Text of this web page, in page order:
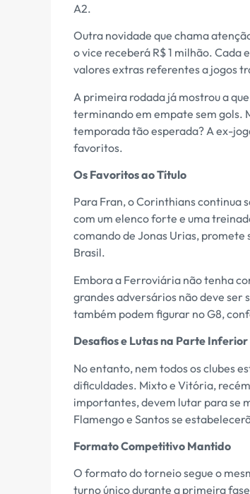
A2.
Outra novidade que chama
o vice receberá R$ 1 milhão.
valores extras referentes a jogos
A primeira rodada já mostrou a
terminando em empate sem gols.
temporada tão esperada? A ex-
favoritos.
Os Favoritos ao Título
Para Fran, o Corinthians continua
com um elenco forte e uma
comando de Jonas Urias,
Brasil.
Embora a Ferroviária não tenha
grandes adversários não deve ser
também podem figurar no G8,
Desafios e Lutas na Parte
No entanto, nem todos os clubes
dificuldades. Mixto e Vitória,
importantes, devem lutar para se
Flamengo e Santos se
Formato Competitivo Mantido
O formato do torneio segue o
turno único durante a primeira